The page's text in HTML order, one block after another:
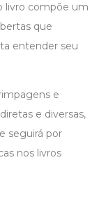
livro compõe um
que
entender seu
e
e diversas,
seguirá por
nos livros